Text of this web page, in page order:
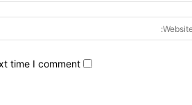
time I comment.